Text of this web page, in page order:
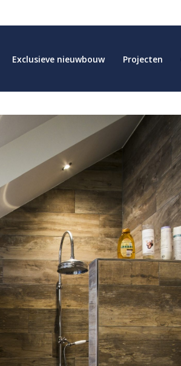
Exclusieve nieuwbouw Projecten